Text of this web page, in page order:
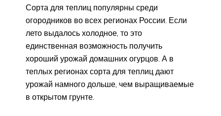
Сорта для теплиц популярны среди
огородников во всех регионах России. Если
лето выдалось холодное, то это
единственная возможность получить
хороший урожай домашних огурцов. А в
теплых регионах сорта для теплиц дают
урожай намного дольше, чем выращиваемые
в открытом грунте.